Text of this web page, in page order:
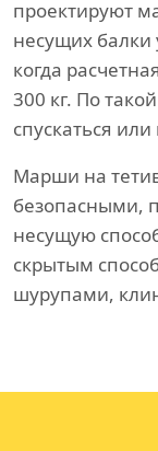
проектируют
несущих балки
когда
300 кг. По
спускаться
Марши на
безопасными,
несущую
скрытым
шурупами,